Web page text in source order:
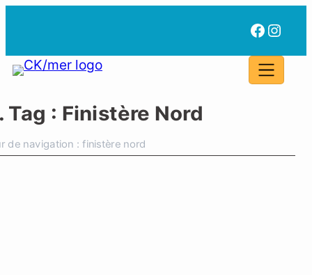
Aller
Tag : Finistère Nord
de navigation : finistère nord